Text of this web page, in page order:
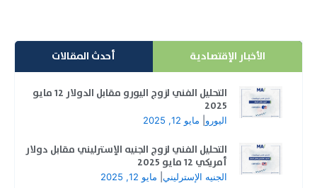
الأخبار الإقتصادية أحدث المقالات
التحليل الفني لزوج اليورو مقابل الدولار 12 مايو
2025
اليورو مايو 12, 2025
التحليل الفني لزوج الجنيه الإسترليني مقابل دولار
أمريكي 12 مايو 2025
الجنيه الإسترليني مايو 12, 2025